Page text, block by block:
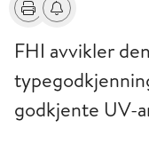
Skriv utFå varsel om
FHI avvikler
godkjente UV-